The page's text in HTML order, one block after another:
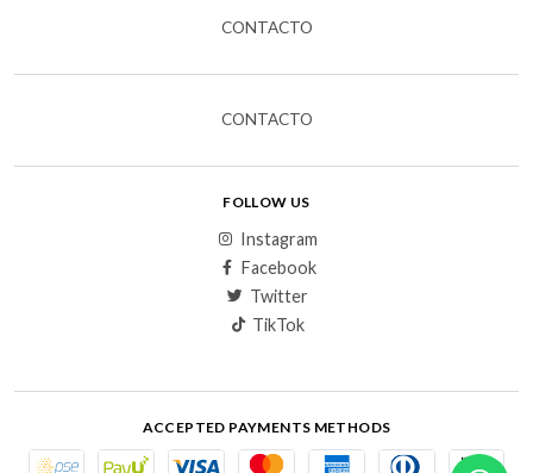
CONTACTO
CONTACTO
FOLLOW US
Instagram
Facebook
Twitter
TikTok
ACCEPTED PAYMENTS METHODS